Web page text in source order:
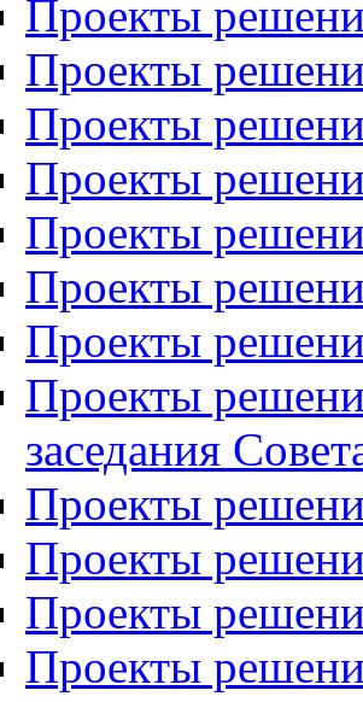
Проекты
Проекты
Проекты
Проекты
Проекты
Проекты
Проекты
Проекты
заседания
Проекты
Проекты
Проекты
Проекты